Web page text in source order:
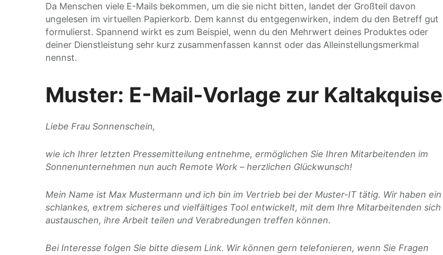
Da Menschen viele E-Mails bekommen, um die sie nicht bitten, landet der Großteil davon
ungelesen im virtuellen Papierkorb. Dem kannst du entgegenwirken, indem du den Betreff gut
formulierst. Spannend wirkt es zum Beispiel, wenn du den Mehrwert deines Produktes oder
deiner Dienstleistung sehr kurz zusammenfassen kannst oder das Alleinstellungsmerkmal
nennst.
Muster: E-Mail-Vorlage zur Kaltakquise
Liebe Frau Sonnenschein,
wie ich Ihrer letzten Pressemitteilung entnehme, ermöglichen Sie Ihren Mitarbeitenden im
Sonnenunternehmen nun auch Remote Work – herzlichen Glückwunsch!
Mein Name ist Max Mustermann und ich bin im Vertrieb bei der Muster-IT tätig. Wir haben ein
schlankes, extrem sicheres und vielfältiges Tool entwickelt, mit dem Ihre Mitarbeitenden sich
austauschen, ihre Arbeit teilen und Verabredungen treffen können.
Bei Interesse folgen Sie bitte diesem Link. Wir können gern telefonieren, wenn Sie Fragen